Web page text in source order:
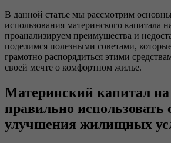
В данной статье мы рассмотрим
использования материнского капитала
проанализируем преимущества и
поделимся полезными советами,
грамотно распорядиться этими
своей мечте о комфортном жилье.
Материнский капитал
правильно использовать
улучшения жилищных